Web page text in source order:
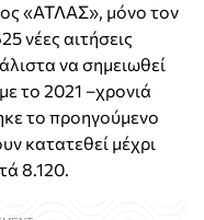
«ΑΤΛΑΣ», μόνο τον
νέες αιτήσεις
να σημειωθεί
το 2021 –χρονιά
το προηγούμενο
κατατεθεί μέχρι
8.120.